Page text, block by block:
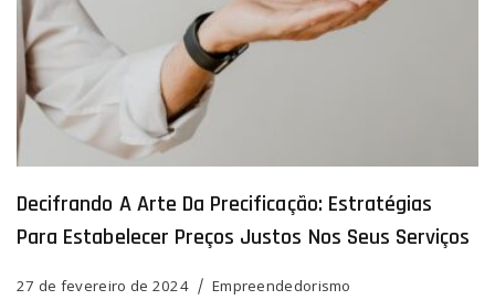
Decifrando A Arte Da Precificação: Estratégias
Para Estabelecer Preços Justos Nos Seus Serviços
27 de fevereiro de 2024 Empreendedorismo